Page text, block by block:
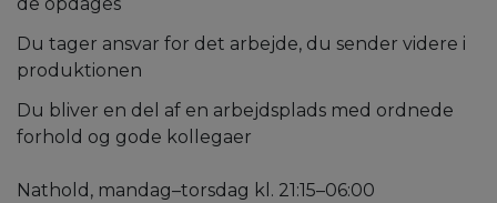
de opdages
Du tager ansvar for det arbejde, du sender videre i
produktionen
Du bliver en del af en arbejdsplads med ordnede
forhold og gode kollegaer
Nathold, mandag–torsdag kl. 21:15–06:00